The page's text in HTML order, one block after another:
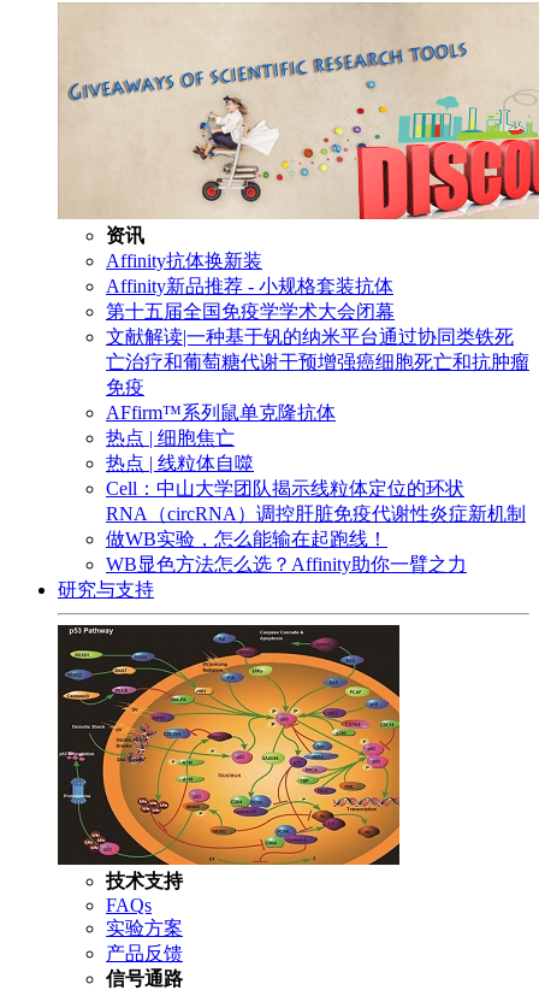
资讯
Affinity抗体换新装
Affinity新品推荐 - 小规格套装抗体
第十五届全国免疫学学术大会闭幕
文献解读|一种基于钒的纳米平台通过协同类铁死
亡治疗和葡萄糖代谢干预增强癌细胞死亡和抗肿瘤
免疫
AFfirm™系列鼠单克隆抗体
热点 | 细胞焦亡
热点 | 线粒体自噬
Cell：中山大学团队揭示线粒体定位的环状
RNA（circRNA）调控肝脏免疫代谢性炎症新机制
做WB实验，怎么能输在起跑线！
WB显色方法怎么选？Affinity助你一臂之力
研究与支持
技术支持
FAQs
实验方案
产品反馈
信号通路